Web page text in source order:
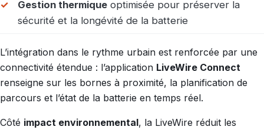
Gestion thermique optimisée pour préserver la
sécurité et la longévité de la batterie
L’intégration dans le rythme urbain est renforcée par une
connectivité étendue : l’application LiveWire Connect
renseigne sur les bornes à proximité, la planification de
parcours et l’état de la batterie en temps réel.
Côté impact environnemental, la LiveWire réduit les